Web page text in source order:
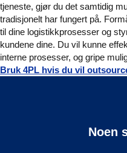
tjeneste, gjør du det samtidig
tradisjonelt har fungert på.
til dine logistikkprosesser og
kundene dine. Du vil kunne
interne prosesser, og gripe
Bruk 4PL hvis du vil
Noen